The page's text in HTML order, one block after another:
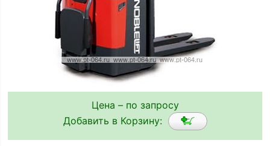
Цена – по запросу
Добавить в Корзину: